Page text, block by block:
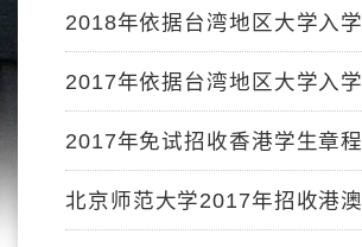
2017年免试招收香港学生章程